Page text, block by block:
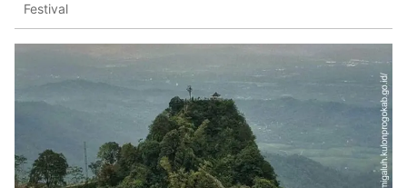
Festival